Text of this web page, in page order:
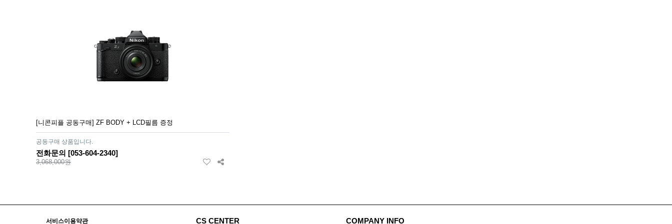
[니콘피플 공동구매] ZF BODY + LCD필름 증정
공동구매 상품입니다.
전화문의 [053-604-2340]
3,068,000원
서비스이용약관 CS CENTER COMPANY INFO